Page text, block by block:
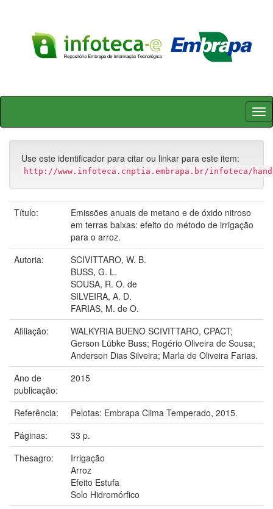
Skip
Use este identificador para citar ou linkar para este item:
http://www.infoteca.cnptia.embrapa.br/infoteca/
Título:
Emissões anuais de metano e de óxido nitroso
em terras baixas: efeito do método de irrigação
para o arroz.
Autoria:
SCIVITTARO, W. B.
BUSS, G. L.
SOUSA, R. O. de
SILVEIRA, A. D.
FARIAS, M. de O.
Afiliação:
WALKYRIA BUENO SCIVITTARO, CPACT;
Gerson Lübke Buss; Rogério Oliveira de Sousa;
Anderson Dias Silveira; Marla de Oliveira Farias.
Ano de
publicação:
2015
Referência:
Pelotas: Embrapa Clima Temperado, 2015.
Páginas:
33 p.
Thesagro:
Irrigação
Arroz
Efeito Estufa
Solo Hidromórfico